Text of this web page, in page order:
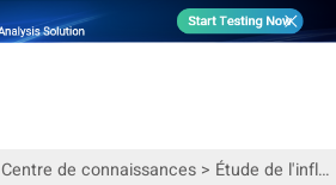
Centre de connaissances> Étude de l'influence de la taille et de la forme des particules sur la densité énergétique de l'anode des batteries lithium-ion